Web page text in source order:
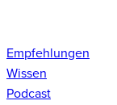
Empfehlungen
Wissen
Podcast